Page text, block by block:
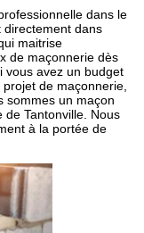
dans le
dans
maitrise
de maçonnerie dès
vous avez un budget
de maçonnerie,
sommes un maçon
Tantonville. Nous
à la portée de